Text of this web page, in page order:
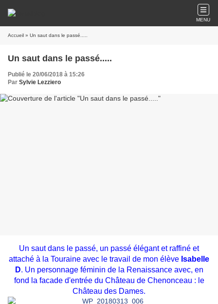
MENU
Accueil » Un saut dans le passé.....
Un saut dans le passé.....
Publié le 20/06/2018 à 15:26
Par Sylvie Lezziero
Un saut dans le passé, un passé élégant et raffiné et
attaché à la Touraine avec le travail de mon élève Isabelle
D. Un personnage féminin de la Renaissance avec, en
fond la facade d'entrée du Château de Chenonceau : le
Château des Dames.